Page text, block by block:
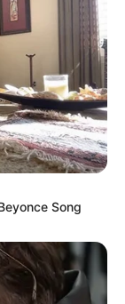
Song